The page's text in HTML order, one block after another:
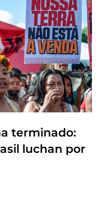
terminado:
luchan por